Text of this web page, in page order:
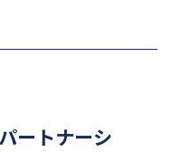
ートナーシ